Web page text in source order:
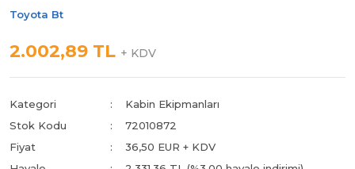
Toyota Bt
2.002,89 TL + KDV
Kategori
Kabin Ekipmanları
Stok Kodu
72010872
Fiyat
36,50 EUR + KDV